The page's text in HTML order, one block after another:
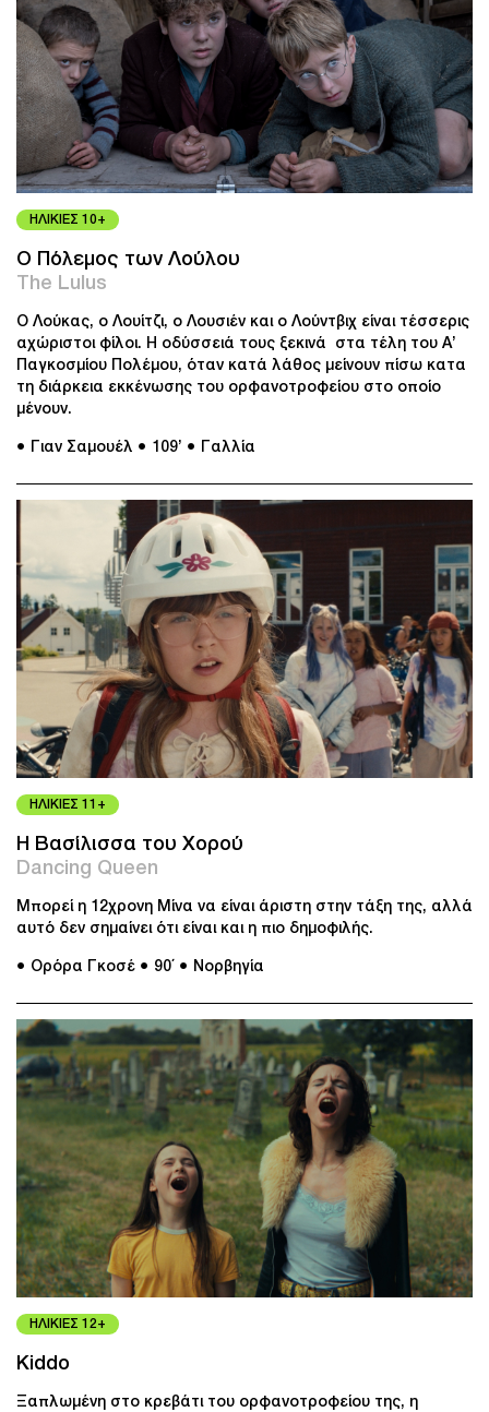
ΗΛΙΚΙΕΣ 10+
Ο Πόλεμος των Λούλου
The Lulus
Ο Λούκας, ο Λουίτζι, ο Λουσιέν και ο Λούντβιχ είναι τέσσερις
αχώριστοι φίλοι. Η οδύσσειά τους ξεκινά στα τέλη του Α’
Παγκοσμίου Πολέμου, όταν κατά λάθος μείνουν πίσω κατα
τη διάρκεια εκκένωσης του ορφανοτροφείου στο οποίο
μένουν.
● Γιαν Σαμουέλ ● 109’ ● Γαλλία
ΗΛΙΚΙΕΣ 11+
Η Βασίλισσα του Χορού
Dancing Queen
Μπορεί η 12χρονη Μίνα να είναι άριστη στην τάξη της, αλλά
αυτό δεν σημαίνει ότι είναι και η πιο δημοφιλής.
● Ορόρα Γκοσέ ● 90΄ ● Νορβηγία
ΗΛΙΚΙΕΣ 12+
Kiddo
Ξαπλωμένη στο κρεβάτι του ορφανοτροφείου της, η